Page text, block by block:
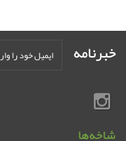
خبرنامه
شاخه‌ها